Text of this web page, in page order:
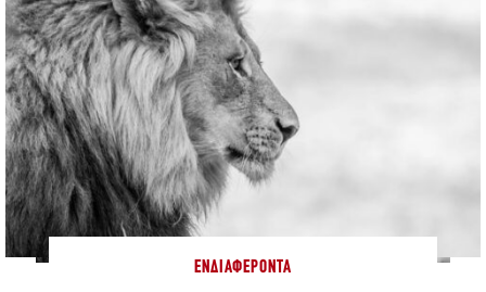
ΕΝΔΙΑΦΈΡΟΝΤΑ